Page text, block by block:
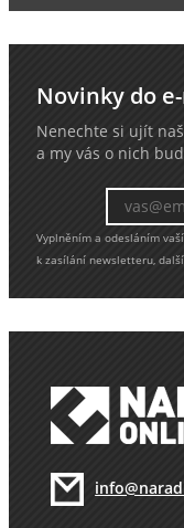
Novinky do
Nenechte si ujít
a my vás o nich
Vyplněním a odesláním
k zasílání newsletteru,